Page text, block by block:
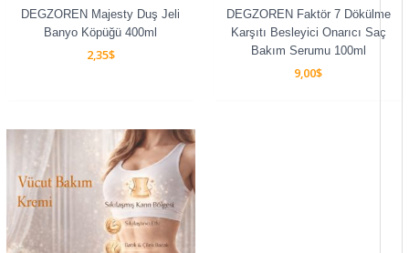
DEGZOREN Majesty Duş Jeli
Banyo Köpüğü 400ml
2,35$
DEGZOREN Faktör 7 Dökülme
Karşıtı Besleyici Onarıcı Saç
Bakım Serumu 100ml
9,00$